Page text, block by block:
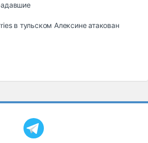
в тульском Алексине атакован